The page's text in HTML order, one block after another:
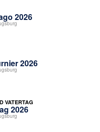
2026
2026
VATERTAG
2026